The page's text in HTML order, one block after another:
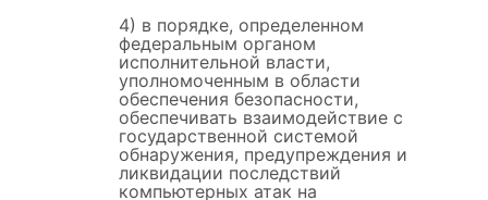
4) в порядке, определенном
федеральным органом
исполнительной власти,
уполномоченным в области
обеспечения безопасности,
обеспечивать взаимодействие с
государственной системой
обнаружения, предупреждения и
ликвидации последствий
компьютерных атак на